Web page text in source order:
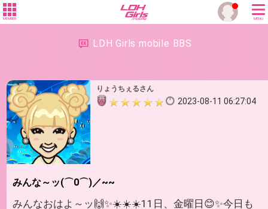
MEMBER MENU
LDH Girls mobile BBS
りょうちぇるさん
2023-08-11 06:27:04
みんな～ッ(⌒0⌒)／~~
みんなおはよ～ッ🙌✨☀️☀️☀️11日、金曜日😊✨今日も